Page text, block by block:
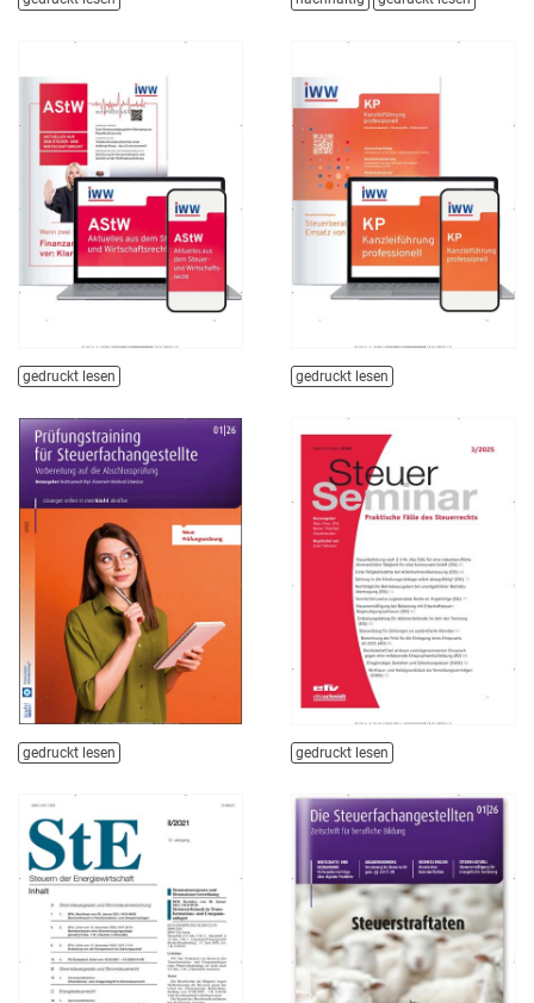
gedruckt lesen gedruckt lesen
gedruckt lesen gedruckt lesen